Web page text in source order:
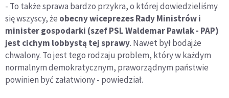
- To także sprawa bardzo przykra, o której dowiedzieliśmy
się wszyscy, że obecny wiceprezes Rady Ministrów i
minister gospodarki (szef PSL Waldemar Pawlak - PAP)
jest cichym lobbystą tej sprawy. Nawet był bodajże
chwalony. To jest tego rodzaju problem, który w każdym
normalnym demokratycznym, praworządnym państwie
powinien być załatwiony - powiedział.